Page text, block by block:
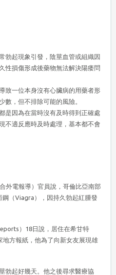
勃起現象引發，陰莖血管或組織因
性損傷形成後藥物無法解決陽痿問
致一位本身沒有心臟病的用藥者形
數，但不排除可能的風險。
是因為在當時沒有及時得到正確處
不適反應時及時處理，基本都不會
外電報導）官員說，哥倫比亞南部
（Viagra），因持久勃起紅腫發
）18日說，居住在希甘特
地方報紙，他為了向新女友展現雄
勃起好幾天。他之後尋求醫療協